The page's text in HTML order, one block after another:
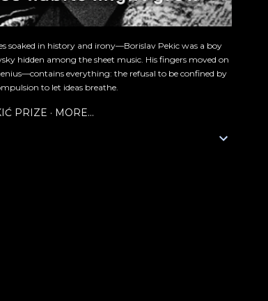
soaked in history and irony—Borislav Pekic was a boy
hidden among the sheet music. His fingers moved on
everything: the refusal to be confined by
to let ideas breathe.
PRIZE MORE…